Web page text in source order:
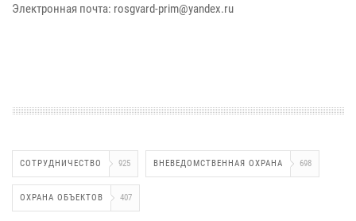
Электронная почта: rosgvard-prim@yandex.ru
СОТРУДНИЧЕСТВО 925 ВНЕВЕДОМСТВЕННАЯ ОХРАНА 698
ОХРАНА ОБЪЕКТОВ 407